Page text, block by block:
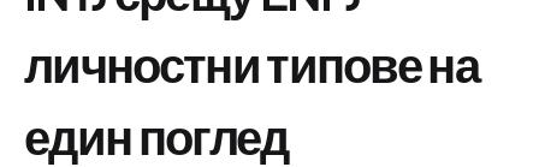
личностни типове на
един поглед